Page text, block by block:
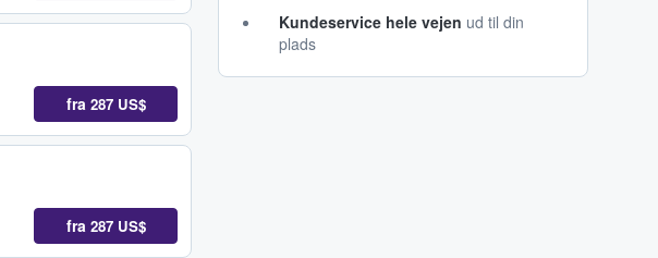
fra 287 US$
fra 287 US$
Kundeservice hele vejen ud til din
plads